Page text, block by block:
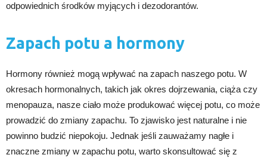
odpowiednich środków myjących i dezodorantów.
Zapach potu a hormony
Hormony również mogą wpływać na zapach naszego potu. W
okresach hormonalnych, takich jak okres dojrzewania, ciąża czy
menopauza, nasze ciało może produkować więcej potu, co może
prowadzić do zmiany zapachu. To zjawisko jest naturalne i nie
powinno budzić niepokoju. Jednak jeśli zauważamy nagłe i
znaczne zmiany w zapachu potu, warto skonsultować się z